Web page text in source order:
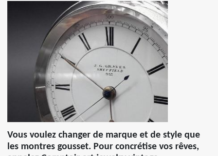
Vous voulez changer de marque et de style que
les montres gousset. Pour concrétise vos rêves,